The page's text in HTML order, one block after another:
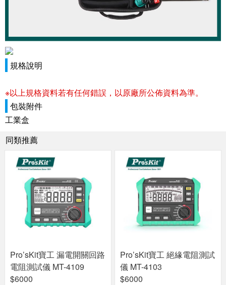
規格說明
※以上規格資料若有任何錯誤，以原廠所公佈資料為準。
包裝附件
工業盒
同類推薦
Pro’sKit寶工 漏電開關回路
電阻測試儀 MT-4109
$6000
Pro’sKit寶工 絕緣電阻測試
儀 MT-4103
$6000